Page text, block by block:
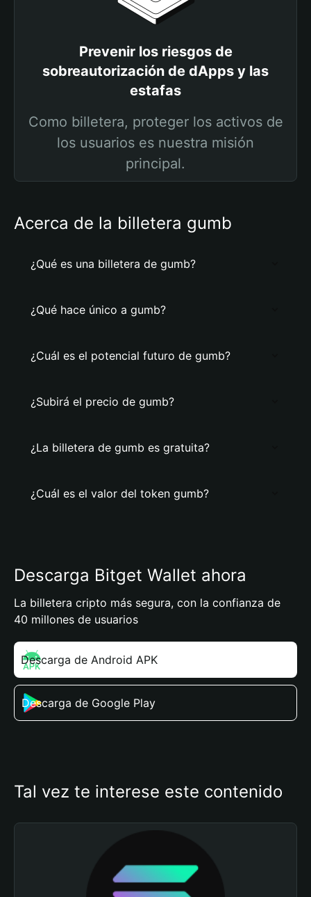
Prevenir los riesgos de
sobreautorización de dApps y las
estafas
Como billetera, proteger los activos de
los usuarios es nuestra misión
principal.
Acerca de la billetera gumb
¿Qué es una billetera de gumb?
¿Qué hace único a gumb?
¿Cuál es el potencial futuro de gumb?
¿Subirá el precio de gumb?
¿La billetera de gumb es gratuita?
¿Cuál es el valor del token gumb?
Descarga Bitget Wallet ahora
La billetera cripto más segura, con la confianza de
40 millones de usuarios
Descarga de Android APK
Descarga de Google Play
Tal vez te interese este contenido